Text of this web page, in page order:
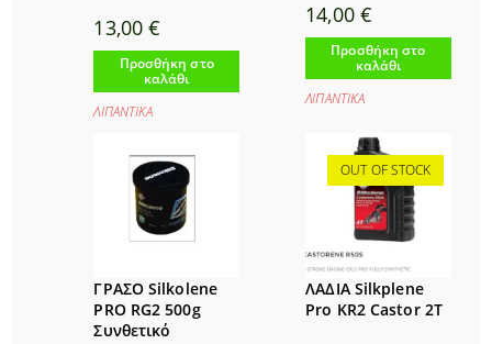
13,00€
Προσθήκη στο
καλάθι
ΛΙΠΑΝΤΙΚΑ
14,00 €
Προσθήκη στο
καλάθι
ΛΙΠΑΝΤΙΚΑ
ΓΡΑΣΟ Silkolene
PRO RG2 500g
Συνθετικό
OUT OF STOCK
ΛΑΔΙΑ Silkplene
Pro KR2 Castor 2T